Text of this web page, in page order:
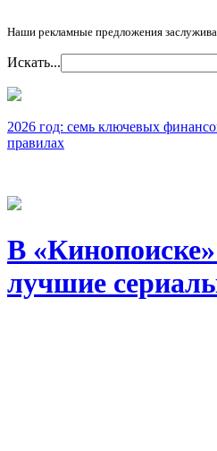
Наши рекламные предложения
Искать...
2026 год: семь ключевых
правилах
В
лучшие